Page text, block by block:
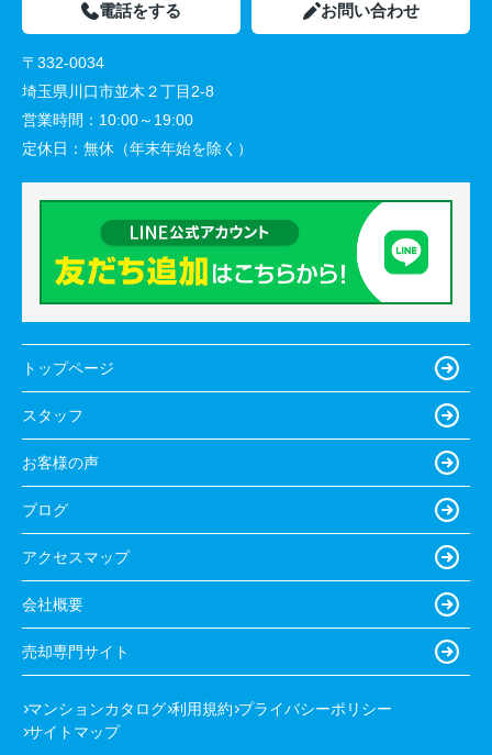
電話をする お問い合わせ
〒332-0034
埼玉県川口市並木２丁目2-8
営業時間： 10:00～19:00
定休日： 無休（年末年始を除く）
トップページ
スタッフ
お客様の声
ブログ
アクセスマップ
会社概要
売却専門サイト
マンションカタログ 利用規約 プライバシーポリシー
サイトマップ